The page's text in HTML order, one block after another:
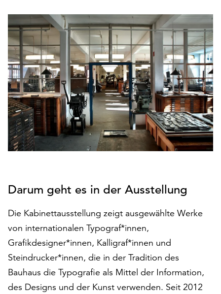
Betrieb
der
Seite
notwendig
sind
(funktionale
Cookies),
sowie
solche,
die
lediglich
zu
werden.
Klicken
Sie
auf
„Alle
akzeptieren“,
alle
Cookies
Darum geht es in der Ausstellung
Die Kabinettausstellung zeigt ausgewählte Werke
von internationalen Typograf*innen,
Grafikdesigner*innen, Kalligraf*innen und
Steindrucker*innen, die in der Tradition des
Bauhaus die Typografie als Mittel der Information,
des Designs und der Kunst verwenden. Seit 2012